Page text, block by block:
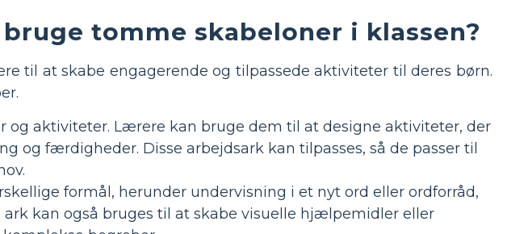
tomme skabeloner i klassen?
til at skabe engagerende og tilpassede aktiviteter til deres børn.
og aktiviteter. Lærere kan bruge dem til at designe aktiviteter, der
og færdigheder. Disse arbejdsark kan tilpasses, så de passer til
formål, herunder undervisning i et nyt ord eller ordforråd,
kan også bruges til at skabe visuelle hjælpemidler eller